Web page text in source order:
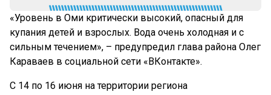
«Уровень в Оми критически высокий, опасный для
купания детей и взрослых. Вода очень холодная и с
сильным течением», – предупредил глава района Олег
Караваев в социальной сети «ВКонтакте».
С 14 по 16 июня на территории региона